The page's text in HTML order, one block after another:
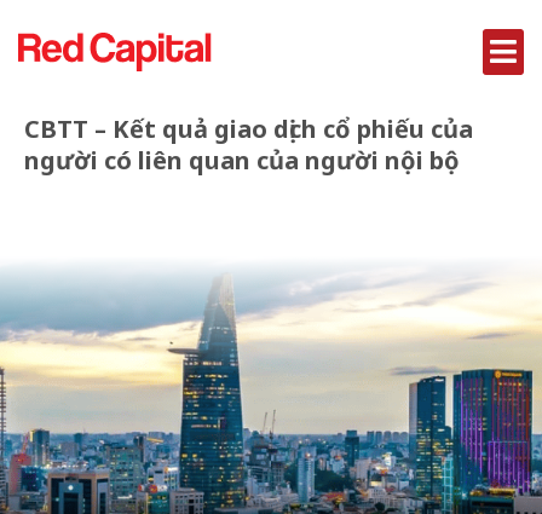
CBTT – Kết quả giao dịch cổ phiếu của
người có liên quan của người nội bộ